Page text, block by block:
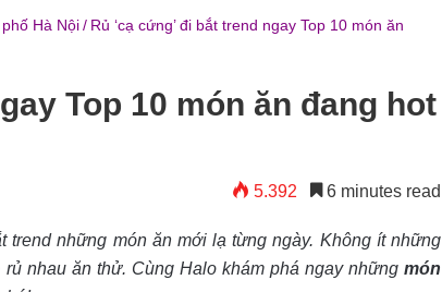
Hà Nội/ Rủ ‘cạ cứng’ đi bắt trend ngay Top 10 món ăn
Top 10 món ăn đang hot
5.392 6 minutes read
trend những món ăn mới lạ từng ngày. Không ít những
nhau ăn thử. Cùng Halo khám phá ngay nhữngmón